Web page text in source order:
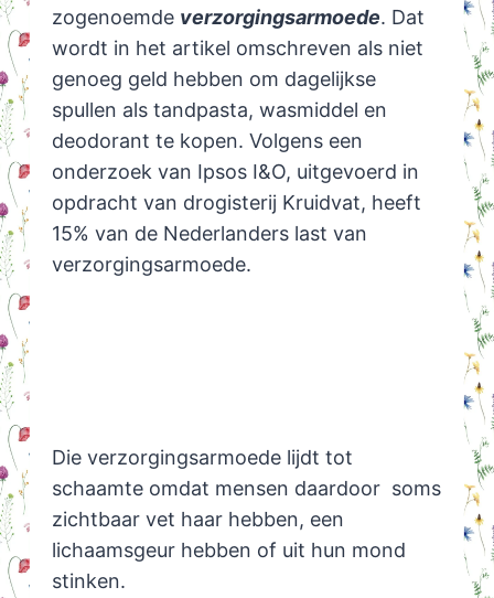
zogenoemde verzorgingsarmoede. Dat
wordt in het artikel omschreven als niet
genoeg geld hebben om dagelijkse
spullen als tandpasta, wasmiddel en
deodorant te kopen. Volgens een
onderzoek van Ipsos I&O, uitgevoerd in
opdracht van drogisterij Kruidvat, heeft
15% van de Nederlanders last van
verzorgingsarmoede.
Die verzorgingsarmoede lijdt tot
schaamte omdat mensen daardoor soms
zichtbaar vet haar hebben, een
lichaamsgeur hebben of uit hun mond
stinken.